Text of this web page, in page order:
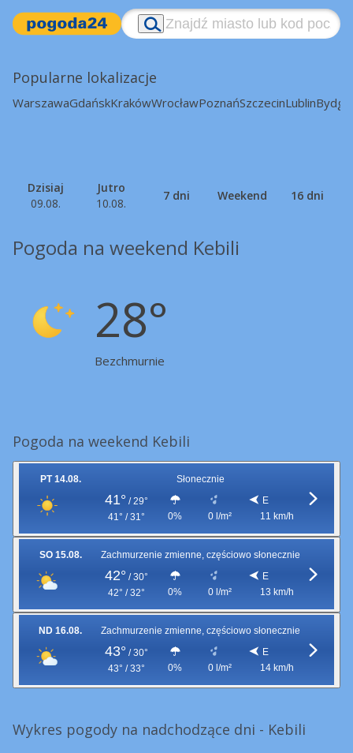
Popularne lokalizacje
WarszawaGdańskKrakówWrocławPoznańSzczecinLublin
Dzisiaj
09.08.
Jutro
10.08.
7 dni Weekend 16 dni
Pogoda na weekend Kebili
28°
Bezchmurnie
Pogoda na weekend Kebili
PT 14.08. Słonecznie
41° / 29°
41° / 31°
0% 0 l/m²
E
11 km/h
SO 15.08. Zachmurzenie zmienne, częściowo słonecznie
42° / 30°
42° / 32°
0% 0 l/m²
E
13 km/h
ND 16.08. Zachmurzenie zmienne, częściowo słonecznie
43° / 30°
43° / 33°
0% 0 l/m²
E
14 km/h
Wykres pogody na nadchodzące dni - Kebili